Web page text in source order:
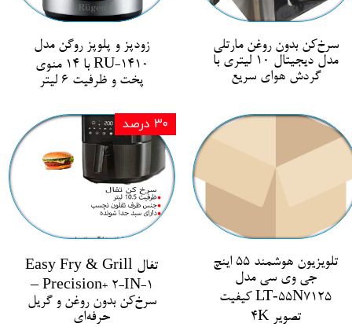
سرخ‌کن بدون روغن مارتلی
مدل دیجیتال ۱۰ لیتری با
گردش هوای سریع
زودپز و پلوپز روگن مدل
RU-1410 با 14 منوی
پخت و ظرفیت 6 لیتر
تلویزیون هوشمند 55 اینچ
جی وی سی مدل
LT‑55N7125 کیفیت
تصویر 4K
تفال Easy Fry & Grill
Precision+ 2-IN-1 –
سرخ‌کن بدون روغن و گریل
حرفه‌ای
۳۰ درصد